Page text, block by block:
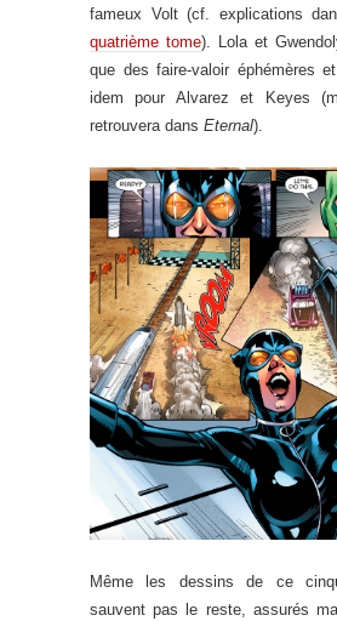
fameux Volt (cf. explications
quatrième tome). Lola et
que des faire-valoir éphémères
idem pour Alvarez et Keyes
retrouvera dans Eternal).
Même les dessins de ce
sauvent pas le reste, assurés